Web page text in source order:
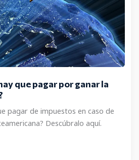
que pagar por ganar la
pagar de impuestos en caso de
Descúbralo aquí.